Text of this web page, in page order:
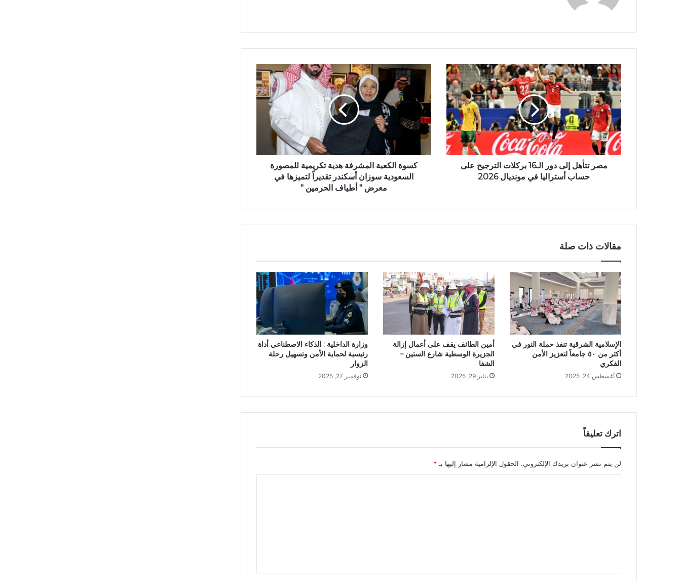
ا
ي
ب
مصر تتأهل إلى دور الـ16 بركلات الترجيح على
حساب أستراليا في مونديال 2026
كسوة الكعبة المشرفة هدية تكريمية للمصورة
السعودية سوزان أسكندر تقديراً لتميزها في
معرض " أطياف الحرمين "
مقالات ذات صلة
الإسلامية الشرقية تنفذ حملة النور في
أكثر من ٥٠ جامعاً لتعزيز الأمن
الفكري
أغسطس 24, 2025
أمين الطائف يقف على أعمال إزالة
الجزيرة الوسطية شارع الستين –
الشفا
يناير 29, 2025
وزارة الداخلية : الذكاء الاصطناعي أداة
رئيسية لحماية الأمن وتسهيل رحلة
الزوار
نوفمبر 27, 2025
اترك تعليقاً
لن يتم نشر عنوان بريدك الإلكتروني. الحقول الإلزامية مشار إليها بـ*
ق